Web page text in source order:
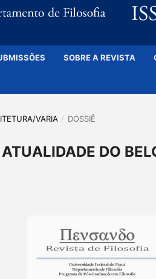
SOBRE A REVISTA
VARIA / DOSSIÊ
DO